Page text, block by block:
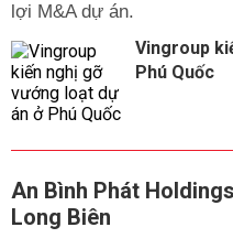
lợi M&A dự án.
Vingroup
Phú Quốc
An Bình Phát
Long Biên